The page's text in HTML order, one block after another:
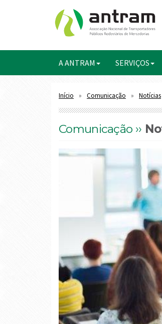
A ANTRAM SERVIÇOS
Início Comunicação Notícias
Comunicação ››